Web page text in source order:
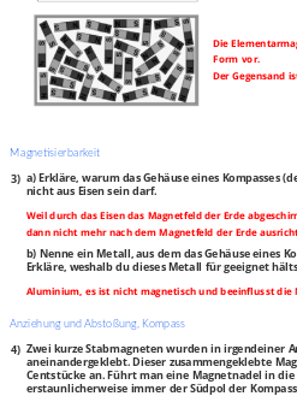
Die
Form vor.
Der Gegensand
Magnetisierbarkeit
3) a) Erkläre, warum das Gehäuse eines Kompasses
nicht aus Eisen sein darf.
Weil durch das Eisen das Magnetfeld der Erde
dann nicht mehr nach dem Magnetfeld der Erde
b) Nenne ein Metall, aus dem das Gehäuse eines
Erkläre, weshalb du dieses Metall für geeignet
Aluminium, es ist nicht magnetisch und beeinflusst die
Anziehung und Abstoßung, Kompass
4) Zwei kurze Stabmagneten wurden in irgendeiner
aneinandergeklebt. Dieser zusammengeklebte
Centstücke an. Führt man eine Magnetnadel in die
erstaunlicherweise immer der Südpol der